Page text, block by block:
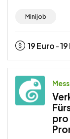
Minijob
19Euro -19
pro